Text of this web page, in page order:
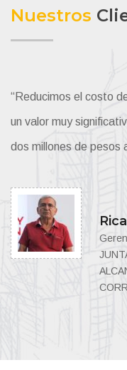
Nuestros
“Reducimos el costo
un valor muy
dos millones de pesos